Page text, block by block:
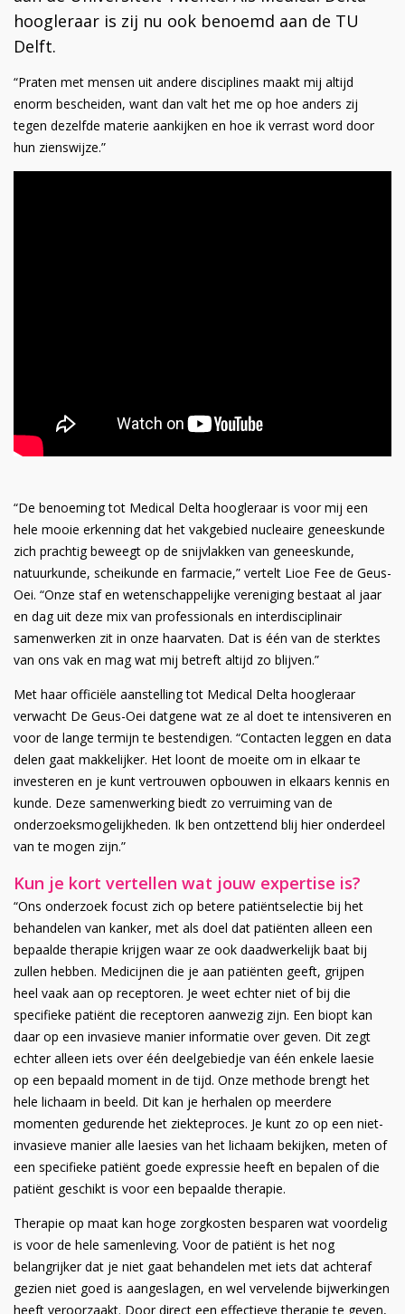
hoogleraar is zij nu ook benoemd aan de TU
Delft.
“Praten met mensen uit andere disciplines maakt mij altijd
enorm bescheiden, want dan valt het me op hoe anders zij
tegen dezelfde materie aankijken en hoe ik verrast word door
hun zienswijze.”
“De benoeming tot Medical Delta hoogleraar is voor mij een
hele mooie erkenning dat het vakgebied nucleaire geneeskunde
zich prachtig beweegt op de snijvlakken van geneeskunde,
natuurkunde, scheikunde en farmacie,” vertelt Lioe Fee de Geus-
Oei. “Onze staf en wetenschappelijke vereniging bestaat al jaar
en dag uit deze mix van professionals en interdisciplinair
samenwerken zit in onze haarvaten. Dat is één van de sterktes
van ons vak en mag wat mij betreft altijd zo blijven.”
Met haar officiële aanstelling tot Medical Delta hoogleraar
verwacht De Geus-Oei datgene wat ze al doet te intensiveren en
voor de lange termijn te bestendigen. “Contacten leggen en data
delen gaat makkelijker. Het loont de moeite om in elkaar te
investeren en je kunt vertrouwen opbouwen in elkaars kennis en
kunde. Deze samenwerking biedt zo verruiming van de
onderzoeksmogelijkheden. Ik ben ontzettend blij hier onderdeel
van te mogen zijn.”
Kun je kort vertellen wat jouw expertise is?
“Ons onderzoek focust zich op betere patiëntselectie bij het
behandelen van kanker, met als doel dat patiënten alleen een
bepaalde therapie krijgen waar ze ook daadwerkelijk baat bij
zullen hebben. Medicijnen die je aan patiënten geeft, grijpen
heel vaak aan op receptoren. Je weet echter niet of bij die
specifieke patiënt die receptoren aanwezig zijn. Een biopt kan
daar op een invasieve manier informatie over geven. Dit zegt
echter alleen iets over één deelgebiedje van één enkele laesie
op een bepaald moment in de tijd. Onze methode brengt het
hele lichaam in beeld. Dit kan je herhalen op meerdere
momenten gedurende het ziekteproces. Je kunt zo op een niet-
invasieve manier alle laesies van het lichaam bekijken, meten of
een specifieke patiënt goede expressie heeft en bepalen of die
patiënt geschikt is voor een bepaalde therapie.
Therapie op maat kan hoge zorgkosten besparen wat voordelig
is voor de hele samenleving. Voor de patiënt is het nog
belangrijker dat je niet gaat behandelen met iets dat achteraf
gezien niet goed is aangeslagen, en wel vervelende bijwerkingen
heeft veroorzaakt. Door direct een effectieve therapie te geven,